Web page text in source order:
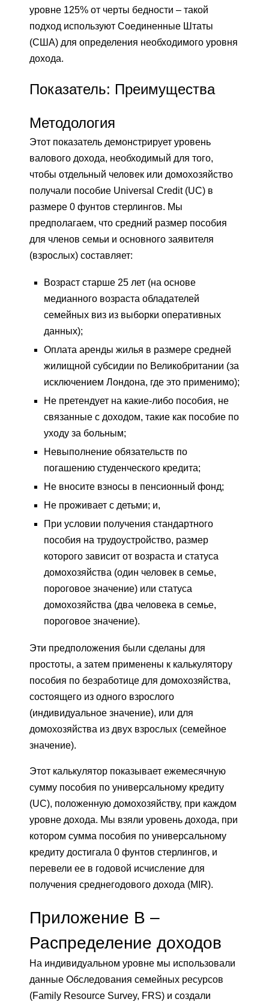
уровне 125% от черты бедности – такой
подход используют Соединенные Штаты
(США) для определения необходимого уровня
дохода.
Показатель: Преимущества
Методология
Этот показатель демонстрирует уровень
валового дохода, необходимый для того,
чтобы отдельный человек или домохозяйство
получали пособие Universal Credit (UC) в
размере 0 фунтов стерлингов. Мы
предполагаем, что средний размер пособия
для членов семьи и основного заявителя
(взрослых) составляет:
Возраст старше 25 лет (на основе
медианного возраста обладателей
семейных виз из выборки оперативных
данных);
Оплата аренды жилья в размере средней
жилищной субсидии по Великобритании (за
исключением Лондона, где это применимо);
Не претендует на какие-либо пособия, не
связанные с доходом, такие как пособие по
уходу за больным;
Невыполнение обязательств по
погашению студенческого кредита;
Не вносите взносы в пенсионный фонд;
Не проживает с детьми; и,
При условии получения стандартного
пособия на трудоустройство, размер
которого зависит от возраста и статуса
домохозяйства (один человек в семье,
пороговое значение) или статуса
домохозяйства (два человека в семье,
пороговое значение).
Эти предположения были сделаны для
простоты, а затем применены к калькулятору
пособия по безработице для домохозяйства,
состоящего из одного взрослого
(индивидуальное значение), или для
домохозяйства из двух взрослых (семейное
значение).
Этот калькулятор показывает ежемесячную
сумму пособия по универсальному кредиту
(UC), положенную домохозяйству, при каждом
уровне дохода. Мы взяли уровень дохода, при
котором сумма пособия по универсальному
кредиту достигала 0 фунтов стерлингов, и
перевели ее в годовой исчисление для
получения среднегодового дохода (MIR).
Приложение B –
Распределение доходов
На индивидуальном уровне мы использовали
данные Обследования семейных ресурсов
(Family Resource Survey, FRS) и создали